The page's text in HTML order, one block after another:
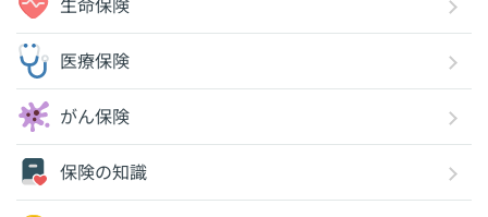
生命保険
医療保険
がん保険
保険の知識